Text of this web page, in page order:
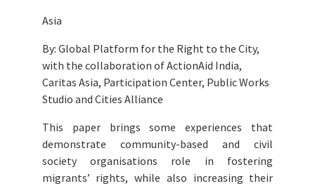
Asia
By: Global Platform for the Right to the City,
with the collaboration of ActionAid India,
Caritas Asia, Participation Center, Public Works
Studio and Cities Alliance
This paper brings some experiences that
demonstrate community-based and civil
society organisations role in fostering
migrants’ rights, while also increasing their